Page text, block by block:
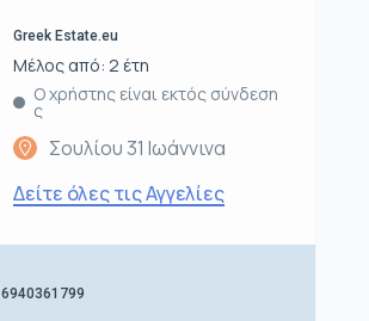
Greek Estate.eu
Μέλος από: 2 έτη
Ο χρήστης είναι εκτός σύνδεση
ς
Σουλίου 31 Ιωάννινα
Δείτε όλες τις Αγγελίες
6940361799